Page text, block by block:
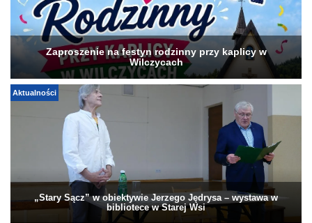
Zaproszenie na festyn rodzinny przy kaplicy w
Wilczycach
Aktualności
„Stary Sącz” w obiektywie Jerzego Jędrysa – wystawa w
bibliotece w Starej Wsi